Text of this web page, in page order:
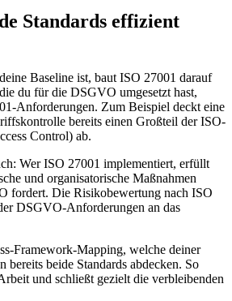
Standards effizient
Baseline ist, baut ISO 27001 darauf
du für die DSGVO umgesetzt hast,
Anforderungen. Zum Beispiel deckt eine
bereits einen Großteil der ISO-
Control) ab.
Wer ISO 27001 implementiert, erfüllt
und organisatorische Maßnahmen
fordert. Die Risikobewertung nach ISO
DSGVO-Anforderungen an das
Framework-Mapping, welche deiner
bereits beide Standards abdecken. So
und schließt gezielt die verbleibenden